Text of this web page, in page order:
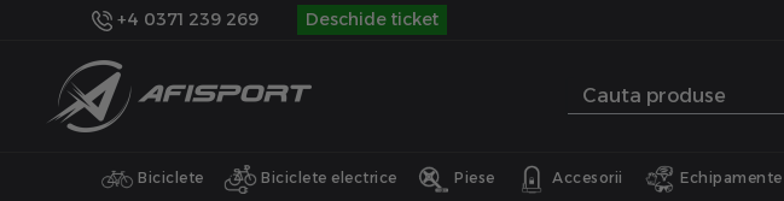
+4 0371 239 269 Deschide ticket
Biciclete Biciclete electrice Piese Accesorii